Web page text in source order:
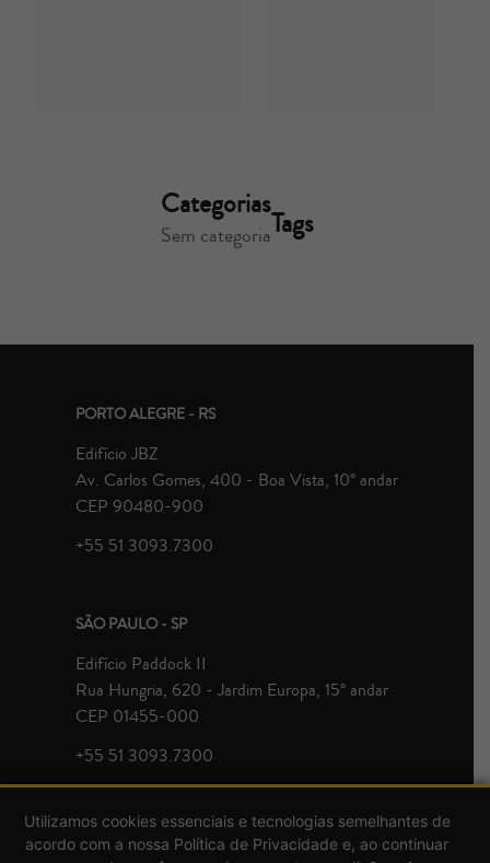
Categorias
Sem categoriaTags
PORTO ALEGRE - RS
Edifício JBZ
Av. Carlos Gomes, 400 - Boa Vista, 10° andar
CEP 90480-900
+55 51 3093.7300
SÃO PAULO - SP
Edifício Paddock II
Rua Hungria, 620 - Jardim Europa, 15° andar
CEP 01455-000
+55 51 3093.7300
Utilizamos cookies essenciais e tecnologias semelhantes de
acordo com a nossa Política de Privacidade e, ao continuar